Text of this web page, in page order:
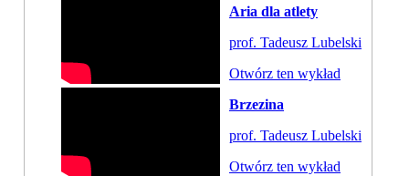
Aria dla atlety
prof. Tadeusz Lubelski
Otwórz ten wykład
Brzezina
prof. Tadeusz Lubelski
Otwórz ten wykład